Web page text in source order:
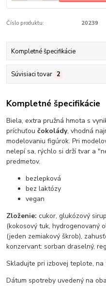
Číslo produktu: 20239
Kompletné špecifikácie
Súvisiaci tovar 2
Kompletné špecifikácie
Biela, extra pružná hmota s
príchuťoučokolády, vhodná
modelovaniu figúrok. Pri
nelepí sa, rýchlo si drží tvar a
predmetov.
bezlepková
bez laktózy
vegan
Zloženie: cukor, glukózový
(kokosový tuk, hydrogenovaný
(jeden zemiakový škrob),
konzervant: sorban draselný,
Skladujte pri izbovej teplote, na
Dátum spotreby uvedený na